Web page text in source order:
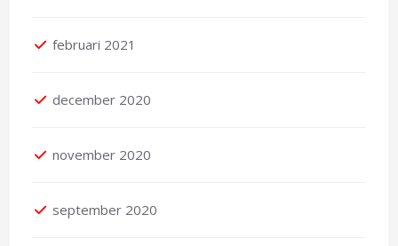
februari 2021
december 2020
november 2020
september 2020